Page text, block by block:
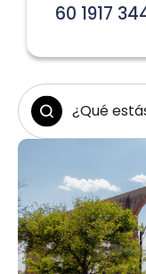
60 1917